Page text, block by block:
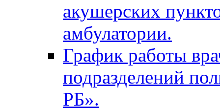
акушерских
амбулатории.
График работы
подразделений
РБ».